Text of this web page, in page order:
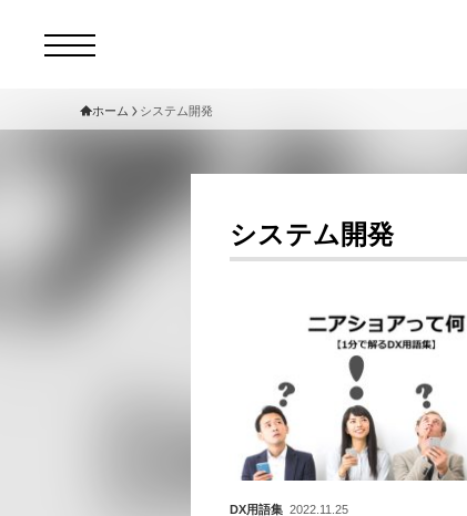
ホーム システム開発
システム開発
DX用語集 2022.11.25